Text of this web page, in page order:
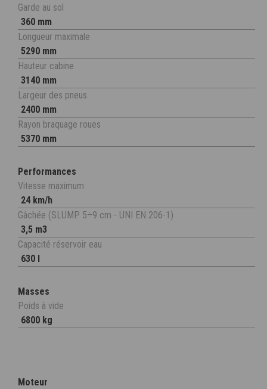
Garde au sol
360 mm
Longueur maximale
5290 mm
Hauteur cabine
3140 mm
Largeur des pneus
2400 mm
Rayon braquage roues
5370 mm
Performances
Vitesse maximum
24 km/h
Gâchée (SLUMP 5÷9 cm - UNI EN 206-1)
3,5 m3
Capacité réservoir eau
630 l
Masses
Poids à vide
6800 kg
Moteur